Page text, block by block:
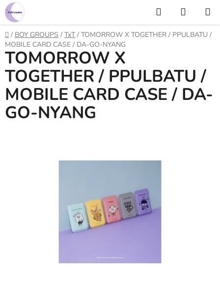
Prejsť
na
obsah
Hľadať
KOŠÍK
Domov
/ BOY GROUPS / TxT / TOMORROW X TOGETHER / PPULBATU /
MOBILE CARD CASE / DA-GO-NYANG
TOMORROW X
TOGETHER / PPULBATU /
MOBILE CARD CASE / DA-
GO-NYANG